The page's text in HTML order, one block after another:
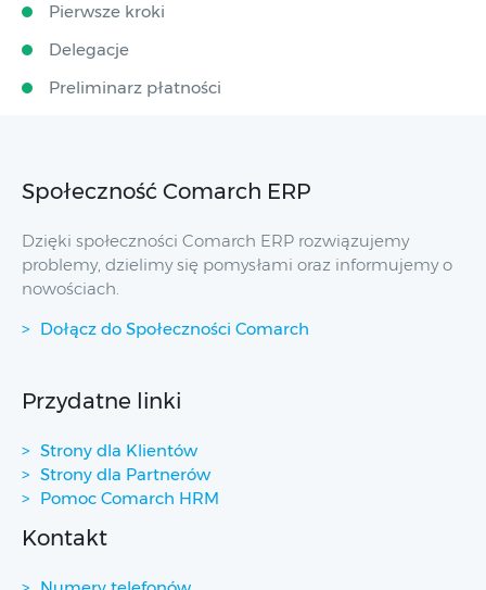
Pierwsze kroki
Delegacje
Preliminarz płatności
Społeczność Comarch ERP
Dzięki społeczności Comarch ERP rozwiązujemy
problemy, dzielimy się pomysłami oraz informujemy o
nowościach.
Dołącz do Społeczności Comarch
Przydatne linki
Strony dla Klientów
Strony dla Partnerów
Pomoc Comarch HRM
Kontakt